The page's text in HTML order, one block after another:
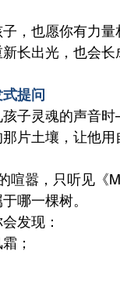
，也愿你有力
长出光，也会
提问
孩子灵魂的声音
片土壤，让他
喧嚣，只听见《
哪一棵树。
发现：
；